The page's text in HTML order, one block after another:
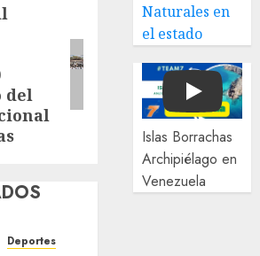
del
Deportes
Naturales en
el estado
Play
Islas Borrachas
Archipiélago en
Venezuela